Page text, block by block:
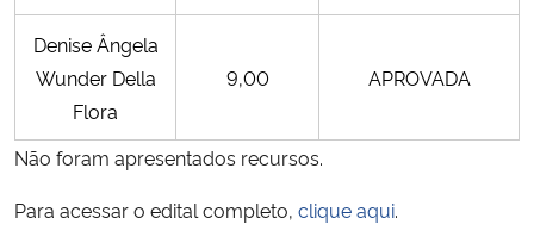
Ministério da Mulher, da Família e dos Direitos Humanos
Secretaria-Geral
Secretaria de Governo
Gabinete de Segurança Institucional
Denise Ângela
Wunder Della
Flora
9,00 APROVADA
Não foram apresentados recursos.
Para acessar o edital completo, clique aqui.